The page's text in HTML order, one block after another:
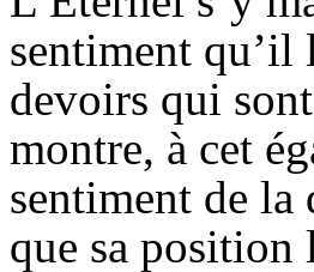
sentiment
devoirs qui
montre, à cet
sentiment de la
que sa position